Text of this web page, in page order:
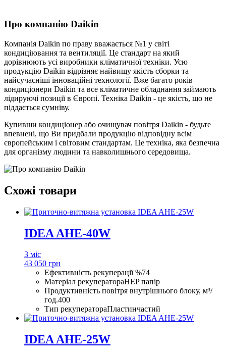
Про компанію Daikin
Компанія Daikin по праву вважається №1 у світі
кондиціювання та вентиляції. Це стандарт на який
дорівнюють усі виробники кліматичної техніки. Усю
продукцію Daikin відрізняє найвищу якість сборки та
найсучасніші інноваційні технології. Вже багато років
кондиціонери Daikin та все кліматичне обладнання займають
лідируючі позиції в Європі. Техніка Daikin - це якість, що не
піддається сумніву.
Купивши кондиціонер або очищувач повітря Daikin - будьте
впевнені, що Ви придбали продукцію відповідну всім
європейським і світовим стандартам. Це техніка, яка безпечна
для організму людини та навколишнього середовища.
Схожі товари
IDEA AHE-40W
3 міс
43 050 грн
Ефективність рекуперації %74
Матеріал рекуператораHEP папір
Продуктивність повітря внутрішнього блоку, м³/
год.400
Тип рекуператораПластинчастий
IDEA AHE-25W